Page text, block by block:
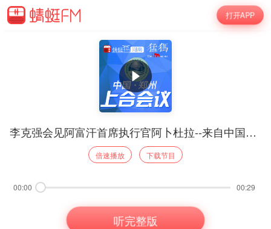
打开APP
李克强会见阿富汗首席执行官阿卜杜拉--来自中国政府网消息
倍速播放 下载节目
00:00 00:29
听完整版